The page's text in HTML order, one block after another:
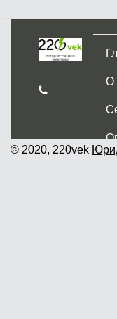
О
© 2020, 220vek